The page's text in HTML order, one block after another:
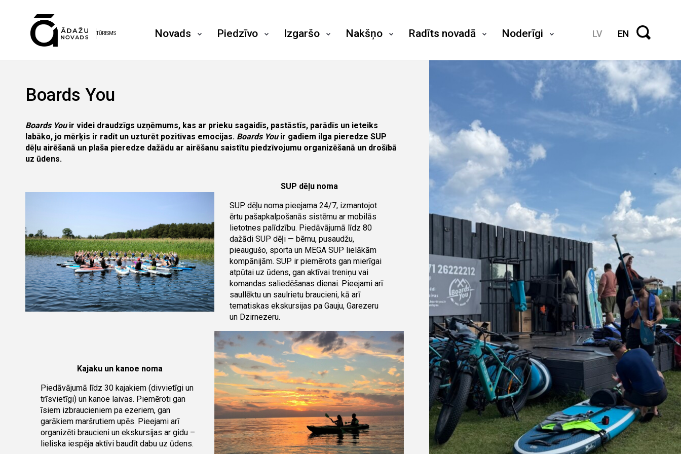
TŪRISMS Novads Piedzīvo Izgaršo Nakšņo Radīts novadā Noderīgi LV EN
Boards You
Boards You ir videi draudzīgs uzņēmums, kas ar prieku sagaidīs, pastāstīs, parādīs un ieteiks
labāko, jo mērķis ir radīt un uzturēt pozitīvas emocijas. Boards Youir gadiem ilga pieredze SUP
dēļu airēšanā un plaša pieredze dažādu ar airēšanu saistītu piedzīvojumu organizēšanā un drošībā
uz ūdens.
SUP dēļu noma
SUP dēļu noma pieejama 24/7, izmantojot
ērtu pašapkalpošanās sistēmu ar mobilās
lietotnes palīdzību. Piedāvājumā līdz 80
dažādi SUP dēļi — bērnu, pusaudžu,
pieaugušo, sporta un MEGA SUP lielākām
kompānijām. SUP ir piemērots gan mierīgai
atpūtai uz ūdens, gan aktīvai treniņu vai
komandas saliedēšanas dienai. Pieejami arī
saullēktu un saulrietu braucieni, kā arī
tematiskas ekskursijas pa Gauju, Garezeru
un Dzirnezeru.
Kajaku un kanoe noma
Piedāvājumā līdz 30 kajakiem (divvietīgi un
trīsvietīgi) un kanoe laivas. Piemēroti gan
īsiem izbraucieniem pa ezeriem, gan
garākiem maršrutiem upēs. Pieejami arī
organizēti braucieni un ekskursijas ar gidu –
lieliska iespēja aktīvi baudīt dabu uz ūdens.